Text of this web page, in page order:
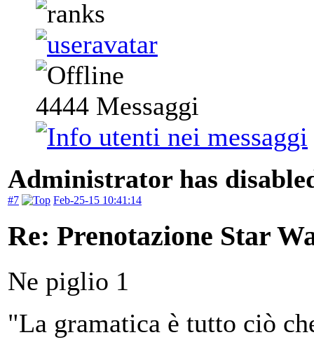
4444 Messaggi
Administrator has
#7 Feb-25-15 10:41:14
Re: Prenotazione Star
Ne piglio 1
"La gramatica è tutto ciò